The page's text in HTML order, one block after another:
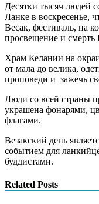
Десятки тысяч людей
Ланке в воскресенье,
Весак, фестиваль, на
просвещение и смерть
Храм Келании на
от мала до велика,
проповеди и зажечь
Люди со всей страны
украшена фонарями,
флагами.
Везакский день
событием для
буддистами.
Related Posts